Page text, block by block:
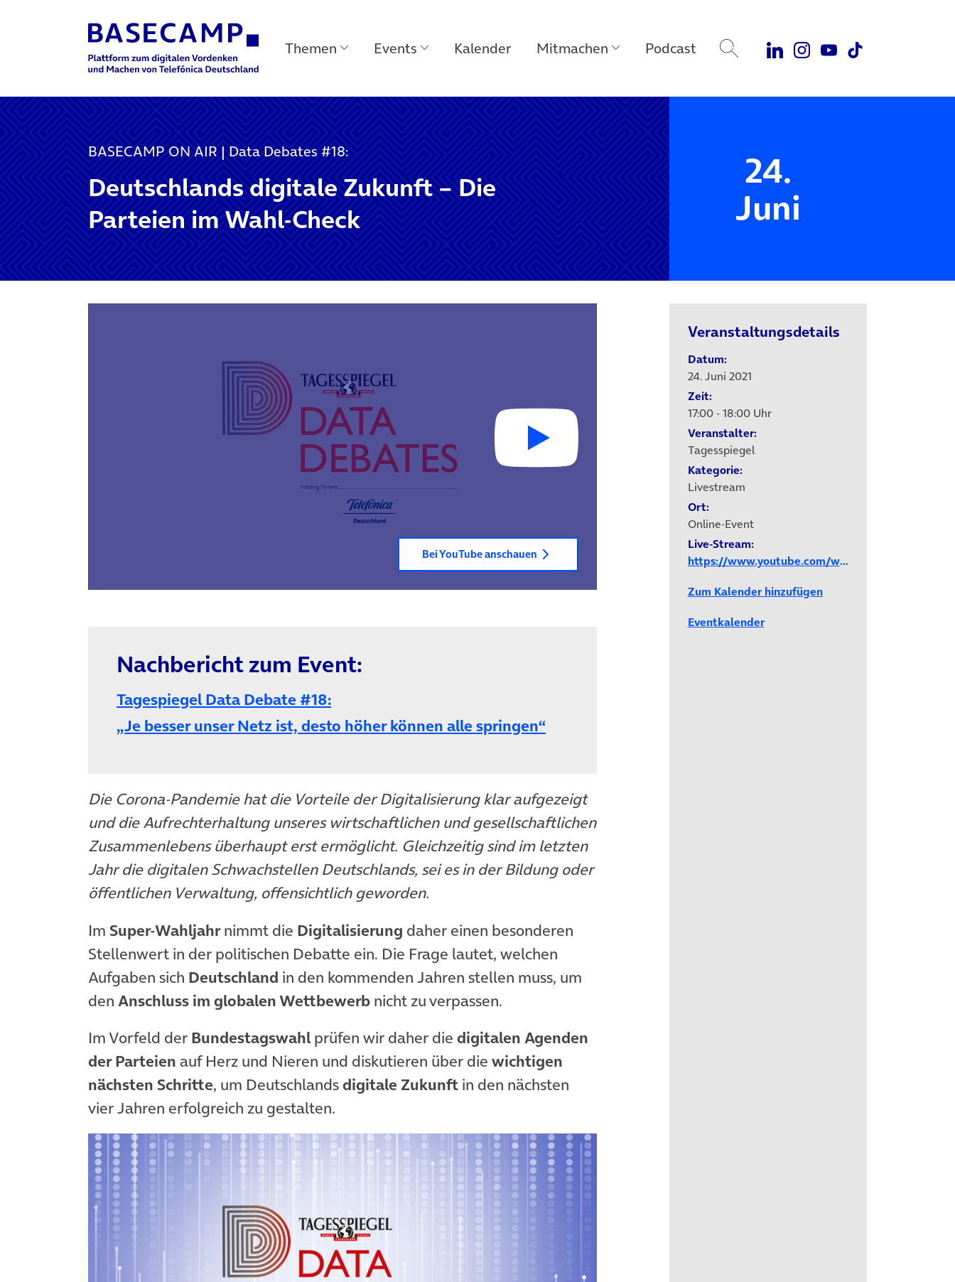
Main Navigation Themen Events Kalender Mitmachen Podcast
BASECAMP ON AIR | Data Debates #18:
Deutschlands digitale Zukunft – Die
Parteien im Wahl-Check
24.
Juni
Bei YouTube anschauen
Nachbericht zum Event:
Tagespiegel Data Debate #18:
„Je besser unser Netz ist, desto höher können alle springen“
Die Corona-Pandemie hat die Vorteile der Digitalisierung klar aufgezeigt
und die Aufrechterhaltung unseres wirtschaftlichen und gesellschaftlichen
Zusammenlebens überhaupt erst ermöglicht. Gleichzeitig sind im letzten
Jahr die digitalen Schwachstellen Deutschlands, sei es in der Bildung oder
öffentlichen Verwaltung, offensichtlich geworden.
Im Super-Wahljahrnimmt die Digitalisierung daher einen besonderen
Stellenwert in der politischen Debatte ein. Die Frage lautet, welchen
Aufgaben sich Deutschland in den kommenden Jahren stellen muss, um
den Anschluss im globalen Wettbewerb nicht zu verpassen.
Im Vorfeld der Bundestagswahlprüfen wir daher die digitalen Agenden
der Parteien auf Herz und Nieren und diskutieren über die wichtigen
nächsten Schritte, um Deutschlandsdigitale Zukunft in den nächsten
vier Jahren erfolgreich zu gestalten.
Veranstaltungsdetails
Datum:
24. Juni 2021
Zeit:
17:00 - 18:00 Uhr
Veranstalter:
Tagesspiegel
Kategorie:
Livestream
Ort:
Online-Event
Live-Stream:
https://www.youtube.com/watch?v=znYeymEdM0g
Zum Kalender hinzufügen
Eventkalender